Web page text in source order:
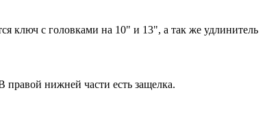
ключ с головками на 10" и 13", а так же удлинитель
нижней части есть защелка.